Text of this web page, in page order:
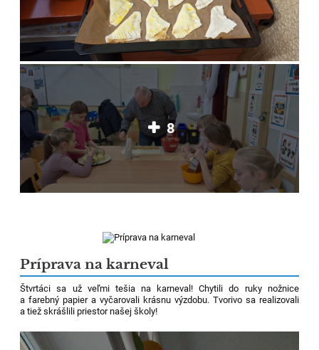
8
Príprava na karneval
Štvrtáci sa už veľmi tešia na karneval! Chytili do ruky nožnice
a farebný papier a vyčarovali krásnu výzdobu. Tvorivo sa realizovali
a tiež skrášlili priestor našej školy!